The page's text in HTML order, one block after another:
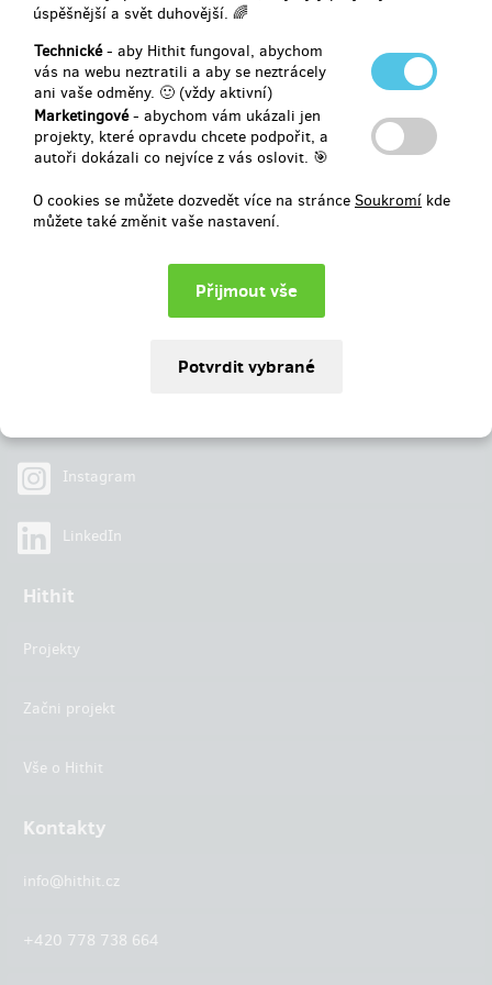
úspěšnější a svět duhovější. 🌈
Technické- aby Hithit fungoval, abychom
vás na webu neztratili a aby se neztrácely
ani vaše odměny. 🙂 (vždy aktivní)
Marketingové- abychom vám ukázali jen
projekty, které opravdu chcete podpořit, a
autoři dokázali co nejvíce z vás oslovit. 🎯
O cookies se můžete dozvedět více na stránce Soukromí kde
můžete také změnit vaše nastavení.
Vybráno
0 Kč z25 000 Kč
0% 41
Instagram
LinkedIn
Hithit
Projekty
Začni projekt
Vše o Hithit
Kontakty
info@hithit.cz
+420 778 738 664